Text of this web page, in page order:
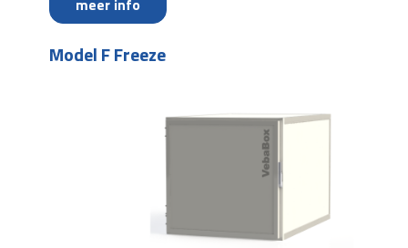
meer info
Model F Freeze